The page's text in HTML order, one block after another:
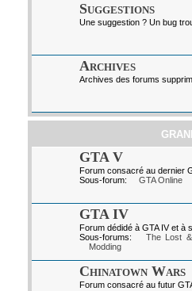
Suggestions
Une suggestion ? Un bug
Archives
Archives des forums
GTA V
Forum consacré au dernier
Sous-forum:
GTA Online
GTA IV
Forum dédidé à GTA IV et à
Sous-forums:
The Lost
Modding
Chinatown Wars
Forum consacré au futur